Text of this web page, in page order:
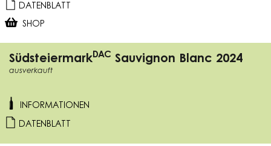
DATENBLATT
SHOP
SüdsteiermarkDAC Sauvignon Blanc 2024
ausverkauft
INFORMATIONEN
DATENBLATT